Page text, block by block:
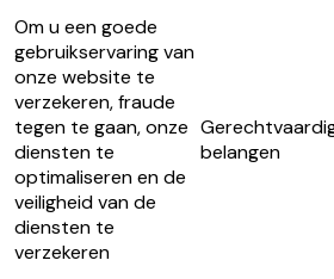
Om u een goede
gebruikservaring van
onze website te
verzekeren, fraude
tegen te gaan, onze
diensten te
optimaliseren en de
veiligheid van de
diensten te
verzekeren
belangen